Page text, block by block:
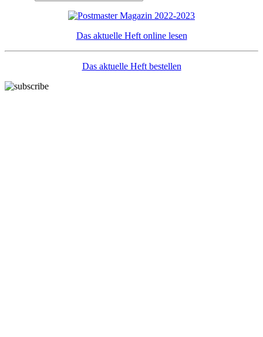
Das aktuelle Heft online lesen
Das aktuelle Heft bestellen